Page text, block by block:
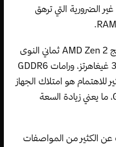
الضرورية التي ترهق
زُوّد جهاز PS5 أيضاً بمعالج AMD Zen 2 ثماني النوى
بتردد متغيّر يصل حتى 3.5 غيغاهرتز، ورامات GDDR6
للاهتمام هو امتلاك الجهاز
النسخة الأحدث GDDR6، ما يعني زيادة السعة
عن الكثير من المواصفات